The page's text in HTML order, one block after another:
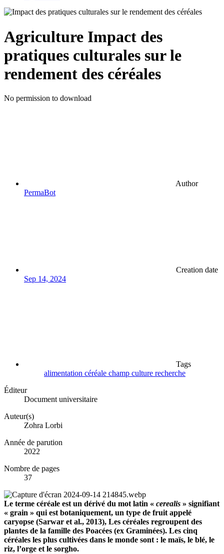
Agriculture Impact des
pratiques culturales sur le
rendement des céréales
No permission to download
Author
PermaBot
Creation date
Sep 14, 2024
Tags
alimentation céréale champ culture recherche
Éditeur
Document universitaire
Auteur(s)
Zohra Lorbi
Année de parution
2022
Nombre de pages
37
Le terme céréale est un dérivé du mot latin « cerealis » signifiant
« grain » qui est botaniquement, un type de fruit appelé
caryopse (Sarwar et al., 2013), Les céréales regroupent des
plantes de la famille des Poacées (ex Graminées). Les cinq
céréales les plus cultivées dans le monde sont : le maïs, le blé, le
riz, l’orge et le sorgho.